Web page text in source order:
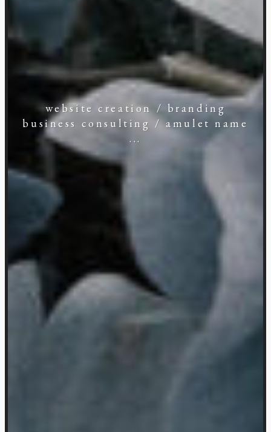
website creation / branding
business consulting / amulet name
...